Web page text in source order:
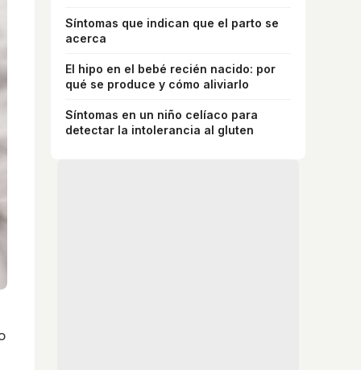
Síntomas que indican que el parto se
acerca
El hipo en el bebé recién nacido: por
qué se produce y cómo aliviarlo
Síntomas en un niño celíaco para
detectar la intolerancia al gluten